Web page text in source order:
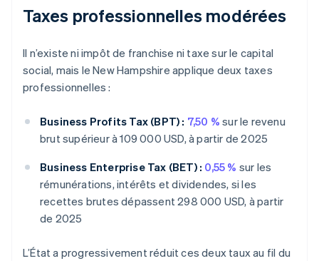
Taxes professionnelles modérées
Il n’existe ni impôt de franchise ni taxe sur le capital
social, mais le New Hampshire applique deux taxes
professionnelles :
Business Profits Tax (BPT) : 7,50 % sur le revenu
brut supérieur à 109 000 USD, à partir de 2025
Business Enterprise Tax (BET) : 0,55 % sur les
rémunérations, intérêts et dividendes, si les
recettes brutes dépassent 298 000 USD, à partir
de 2025
L’État a progressivement réduit ces deux taux au fil du